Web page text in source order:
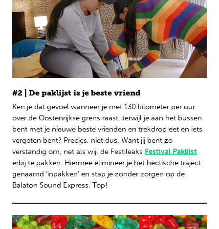
#2 | De paklijst is je beste vriend
Ken je dat gevoel wanneer je met 130 kilometer per uur
over de Oostenrijkse grens raast, terwijl je aan het bussen
bent met je nieuwe beste vrienden en trekdrop eet en iets
vergeten bent? Precies, niet dus. Want jij bent zo
verstandig om, net als wij, de Festileaks Festival Paklijst
erbij te pakken. Hiermee elimineer je het hectische traject
genaamd ‘inpakken’ en stap je zonder zorgen op de
Balaton Sound Express. Top!